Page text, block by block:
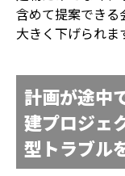
含めて提案できる
大きく下げられま
計画が途中
建プロジェ
型トラブル